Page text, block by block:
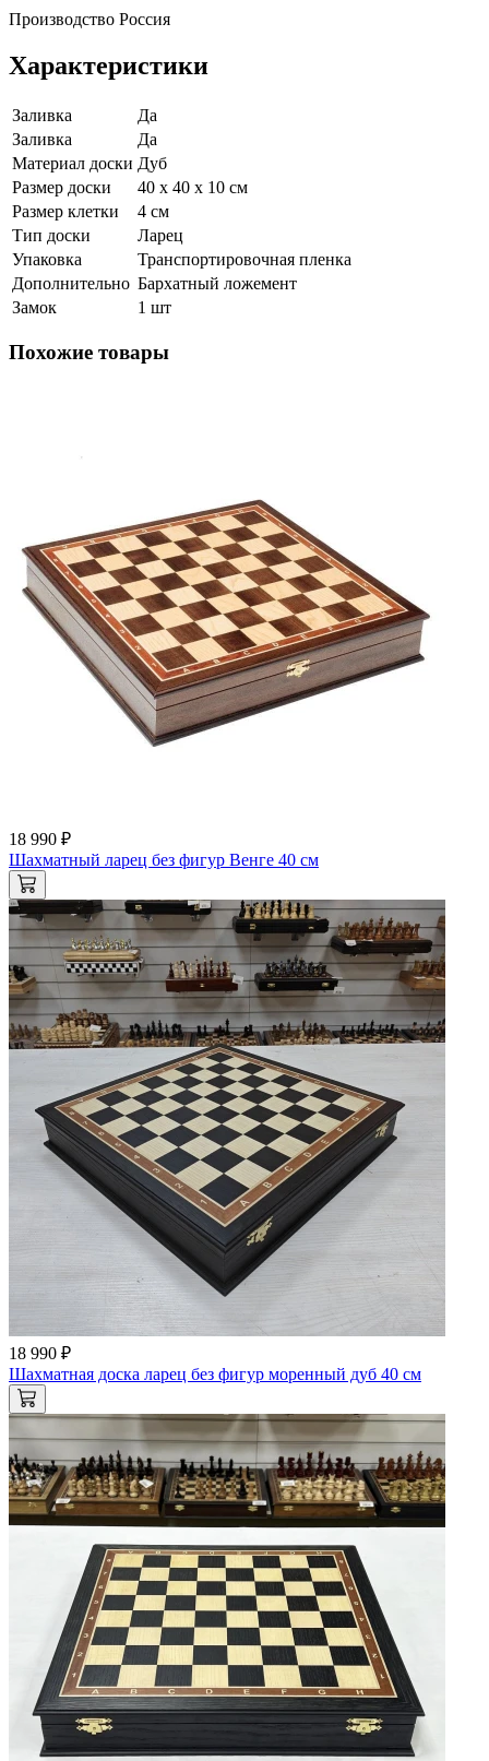
Производство Россия
Характеристики
Заливка
Да
Заливка
Да
Материал доски Дуб
Размер доски
40 х 40 х 10 см
Размер клетки
4 см
Тип доски
Ларец
Упаковка
Транспортировочная пленка
Дополнительно Бархатный ложемент
Замок
1 шт
Похожие товары
18 990 ₽
Шахматный ларец без фигур Венге 40 см
18 990 ₽
Шахматная доска ларец без фигур моренный дуб 40 см